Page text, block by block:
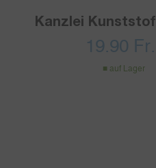
Kanzlei
19.90 Fr.
auf Lager